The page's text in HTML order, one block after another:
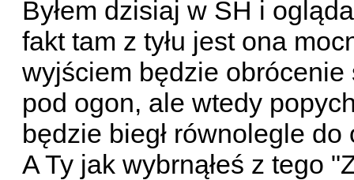
Byłem dzisiaj w SH i
fakt tam z tyłu jest ona
wyjściem będzie
pod ogon, ale wtedy
będzie biegł równolegle do
A Ty jak wybrnąłeś z tego